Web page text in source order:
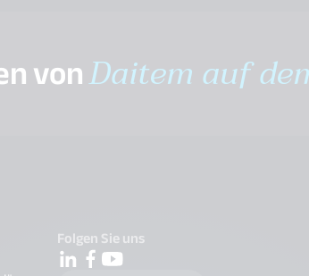
vonDaitem auf
Folgen Sie uns